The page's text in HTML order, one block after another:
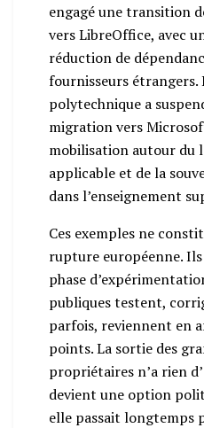
engagé une transition
vers LibreOffice, avec
réduction de
fournisseurs étrangers.
polytechnique a
migration vers
mobilisation autour du
applicable et de la
dans l’enseignement
Ces exemples ne
rupture européenne.
phase
publiques testent,
parfois, reviennent en
points. La sortie des
propriétaires n’a rien
devient une option
elle passait longtemps